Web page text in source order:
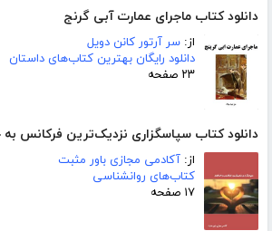
دانلود کتاب ماجرای عمارت آبی گرنج
از: سر آرتور کانن دویل
دانلود رایگان بهترین کتاب‌های داستان
۲۳ صفحه
دانلود کتاب سپاسگزاری نزدیک‌ترین فرکانس به
از: آکادمی مجازی باور مثبت
کتاب‌های روانشناسی
۱۷ صفحه